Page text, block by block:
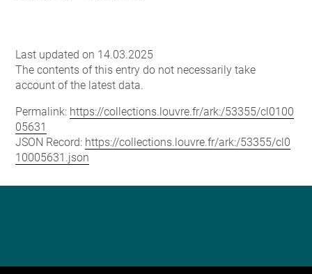
Last updated on 14.03.2025
The contents of this entry do not necessarily take
account of the latest data.
Permalink: https://collections.louvre.fr/ark:/53355/cl0100
05631
JSON Record: https://collections.louvre.fr/ark:/53355/cl0
10005631.json